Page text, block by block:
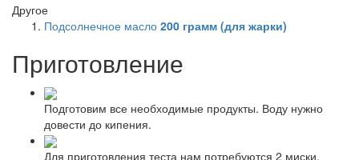
Другое
Подсолнечное масло 200 грамм (для жарки)
Приготовление
Подготовим все необходимые продукты. Воду нужно
довести до кипения.
Для приготовления теста нам потребуются 2 миски.